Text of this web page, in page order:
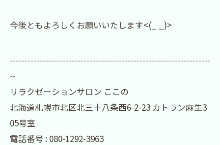
今後ともよろしくお願いいたします<(_ _)>
--------------------------------------------------------------------
--
リラクゼーションサロン ここの
北海道札幌市北区北三十八条西6-2-23 カトラン麻生3
05号室
電話番号 : 080-1292-3963